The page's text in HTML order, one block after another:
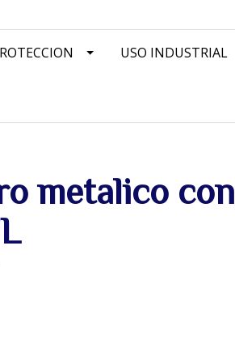
USO INDUSTRIAL
metalico con